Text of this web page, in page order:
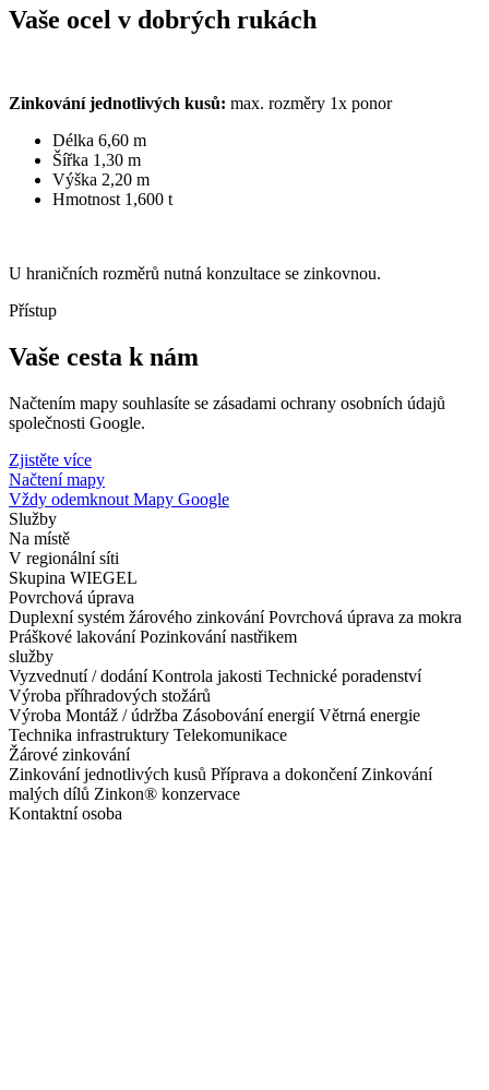
Vaše ocel v dobrých rukách
Zinkování jednotlivých kusů: max. rozměry 1x ponor
Délka 6,60 m
Šířka 1,30 m
Výška 2,20 m
Hmotnost 1,600 t
U hraničních rozměrů nutná konzultace se zinkovnou.
Přístup
Vaše cesta k nám
Načtením mapy souhlasíte se zásadami ochrany osobních údajů
společnosti Google.
Zjistěte více
Načtení mapy
Vždy odemknout Mapy Google
Služby
Na místě
V regionální síti
Skupina WIEGEL
Povrchová úprava
Duplexní systém žárového zinkováníPovrchová úprava za mokra
Práškové lakováníPozinkování nastřikem
služby
Vyzvednutí / dodáníKontrola jakosti Technické poradenství
Výroba příhradových stožárů
Výroba Montáž / údržba Zásobování energiíVětrná energie
Technika infrastruktury Telekomunikace
Žárové zinkování
Zinkování jednotlivých kusů Příprava a dokončení Zinkování
malých dílů Zinkon® konzervace
Kontaktní osoba